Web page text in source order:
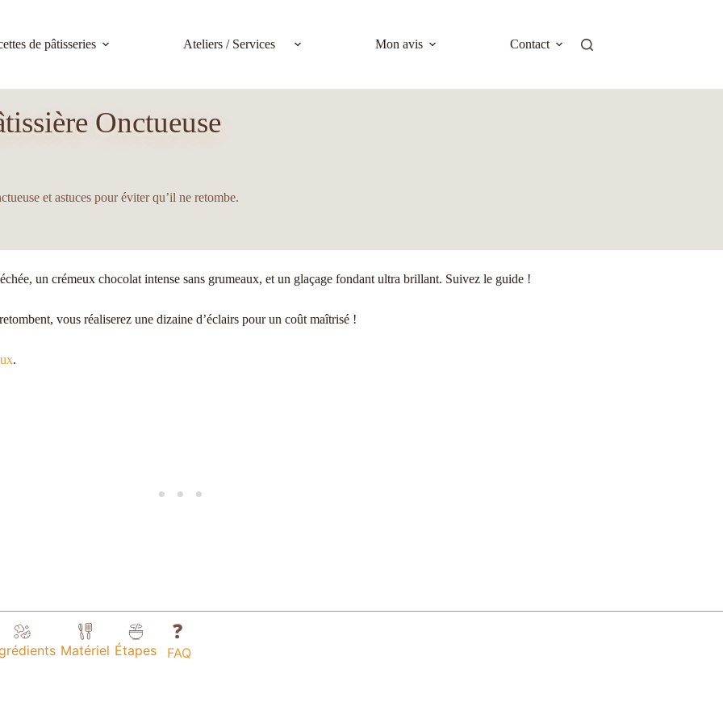
de pâtisseries Ateliers / Services Mon avis Contact
Onctueuse
et astuces pour éviter qu’il ne retombe.
un crémeux chocolat intense sans grumeaux, et un glaçage fondant ultra brillant. Suivez le guide !
vous réaliserez une dizaine d’éclairs pour un coût maîtrisé !
.
Matériel Étapes
❓
FAQ